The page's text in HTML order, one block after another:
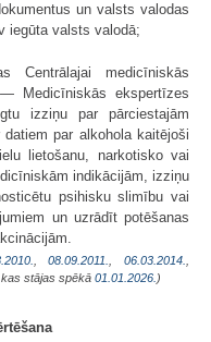
un valsts valodas
iegūta valsts valodā;
Centrālajai medicīniskās
Medicīniskās ekspertīzes
izziņu par pārciestajām
par alkohola kaitējoši
lietošanu, narkotisko vai
indikācijām, izziņu
psihisku slimību vai
un uzrādīt potēšanas
,08.09.2011. ,06.03.2014.
kas stājas spēkā 01.01.2026. )